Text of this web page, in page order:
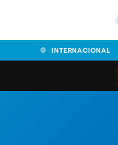
INTERNACIONAL